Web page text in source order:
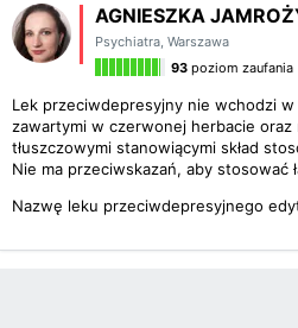
AGNIESZKA
Psychiatra, Warszawa
93 poziom zaufania
Lek przeciwdepresyjny nie wchodzi
zawartymi w czerwonej herbacie oraz
tłuszczowymi stanowiącymi skład
Nie ma przeciwskazań, aby stosować
Nazwę leku przeciwdepresyjnego